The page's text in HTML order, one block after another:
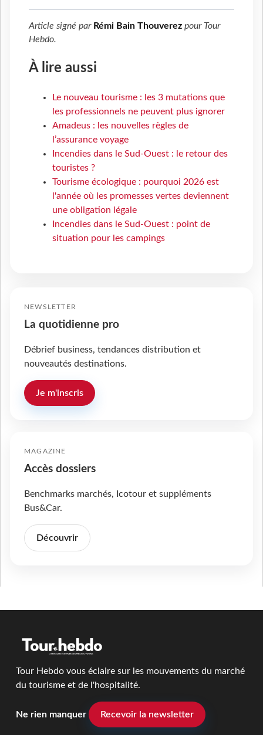
Article signé par Rémi Bain Thouverez pour Tour
Hebdo.
À lire aussi
Le nouveau tourisme : les 3 mutations que
les professionnels ne peuvent plus ignorer
Amadeus : les nouvelles règles de
l’assurance voyage
Incendies dans le Sud-Ouest : le retour des
touristes ?
Tourisme écologique : pourquoi 2026 est
l'année où les promesses vertes deviennent
une obligation légale
Incendies dans le Sud-Ouest : point de
situation pour les campings
NEWSLETTER
La quotidienne pro
Débrief business, tendances distribution et
nouveautés destinations.
Je m'inscris
MAGAZINE
Accès dossiers
Benchmarks marchés, Icotour et suppléments
Bus&Car.
Découvrir
Tour Hebdo vous éclaire sur les mouvements du marché
du tourisme et de l'hospitalité.
Ne rien manquer Recevoir la newsletter